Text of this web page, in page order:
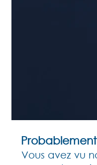
Vous avez vu